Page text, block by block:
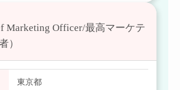
Marketing Officer/最高マーケテ
）
東京都